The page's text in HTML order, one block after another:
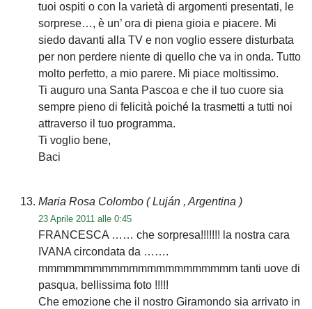
tuoi ospiti o con la varietà di argomenti presentati, le
sorprese…, è un’ ora di piena gioia e piacere. Mi
siedo davanti alla TV e non voglio essere disturbata
per non perdere niente di quello che va in onda. Tutto
molto perfetto, a mio parere. Mi piace moltissimo.
Ti auguro una Santa Pascoa e che il tuo cuore sia
sempre pieno di felicità poiché la trasmetti a tutti noi
attraverso il tuo programma.
Ti voglio bene,
Baci
Maria Rosa Colombo ( Luján , Argentina )
23 Aprile 2011 alle 0:45
FRANCESCA …… che sorpresa!!!!!!! la nostra cara
IVANA circondata da …….
mmmmmmmmmmmmmmmmmmmmmm tanti uove di
pasqua, bellissima foto !!!!!
Che emozione che il nostro Giramondo sia arrivato in